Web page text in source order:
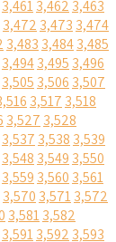
3,4613,462 3,463
3,472 3,473 3,474
3,483 3,4843,485
3,4943,495 3,496
3,505 3,506 3,507
3,517 3,518
3,527 3,528
3,537 3,538 3,539
3,548 3,549 3,550
3,559 3,560 3,561
3,570 3,5713,572
3,5813,582
3,5913,592 3,593